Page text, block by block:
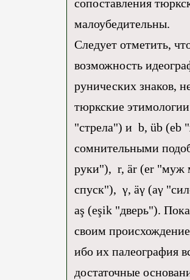
сопоставления
малоубедительны.
Следует отметить,
возможность
рунических знаков,
тюркские
"стрела") и b, üb (eb
сомнительными
руки"), r, är (er "муж
спуск"), γ, äγ (аγ
aş (eşik "дверь").
своим
ибо их палеография
достаточные